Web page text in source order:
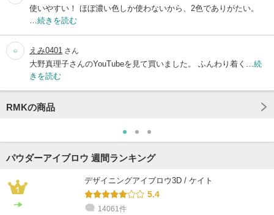
使いやすい！ ほぼ濃い色しか使わないから、2色でありがたい。
続きを読む
えみ0401 さん
大野真理子さんのYouTubeを見て買いました。 ふんわり着く… 続
きを読む
RMKの商品
パウダーアイブロウ 週間ランキング
デザイニングアイブロウ3D / ケイト
5.4
14061件